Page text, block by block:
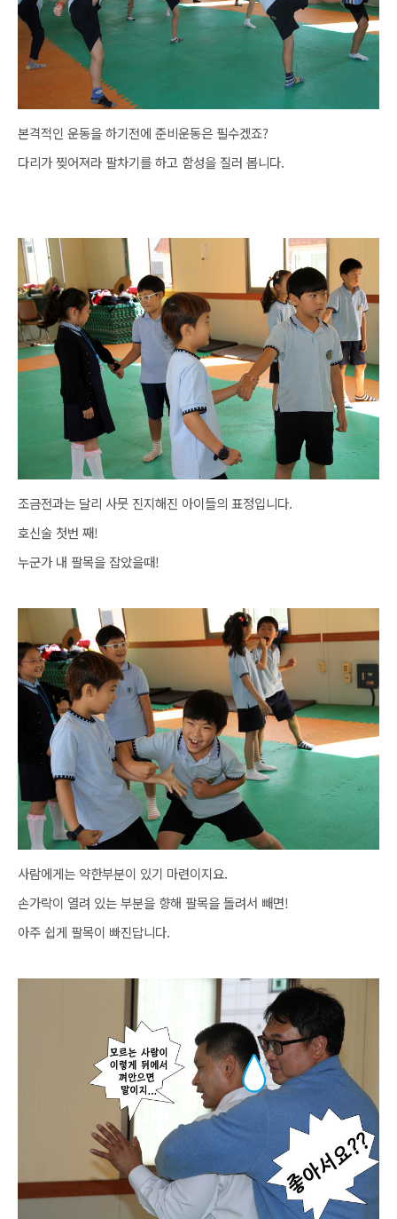
본격적인 운동을 하기전에 준비운동은 필수겠죠?
다리가 찢어져라 팔차기를 하고 함성을 질러 봅니다.
조금전과는 달리 사뭇 진지해진 아이들의 표정입니다.
호신술 첫번 째!
누군가 내 팔목을 잡았을때!
사람에게는 약한부분이 있기 마련이지요.
손가락이 열려 있는 부분을 향해 팔목을 돌려서 빼면!
아주 쉽게 팔목이 빠진답니다.